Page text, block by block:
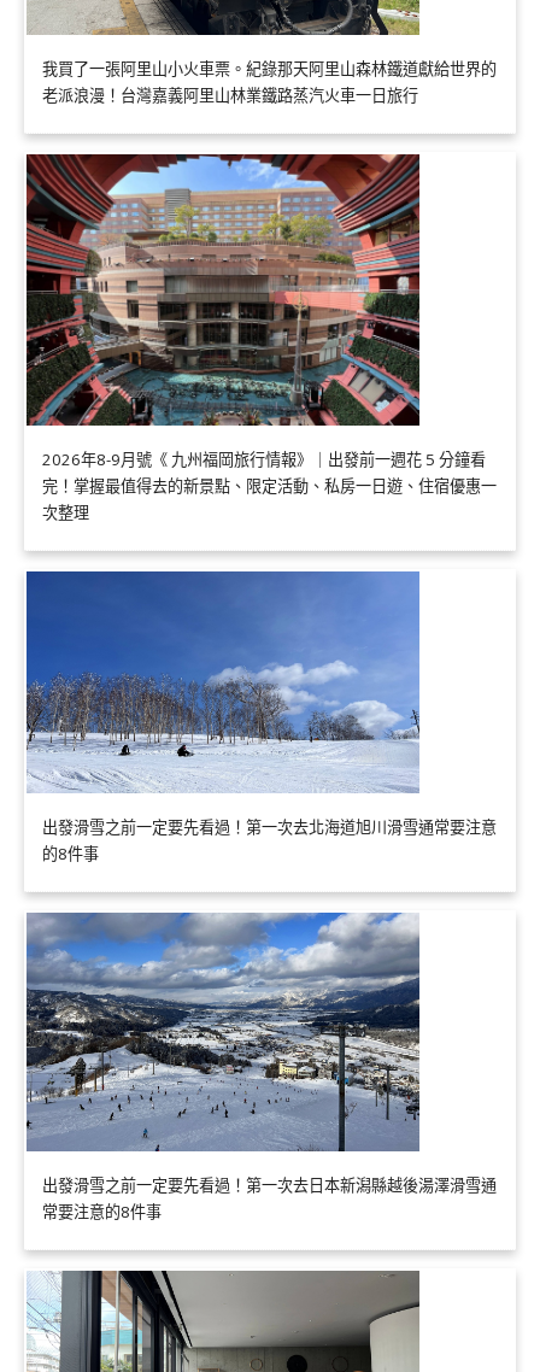
我買了一張阿里山小火車票。紀錄那天阿里山森林鐵道獻給世界的
老派浪漫！台灣嘉義阿里山林業鐵路蒸汽火車一日旅行
2026年8-9月號《 九州福岡旅行情報》｜出發前一週花 5 分鐘看
完！掌握最值得去的新景點、限定活動、私房一日遊、住宿優惠一
次整理
出發滑雪之前一定要先看過！第一次去北海道旭川滑雪通常要注意
的8件事
出發滑雪之前一定要先看過！第一次去日本新潟縣越後湯澤滑雪通
常要注意的8件事